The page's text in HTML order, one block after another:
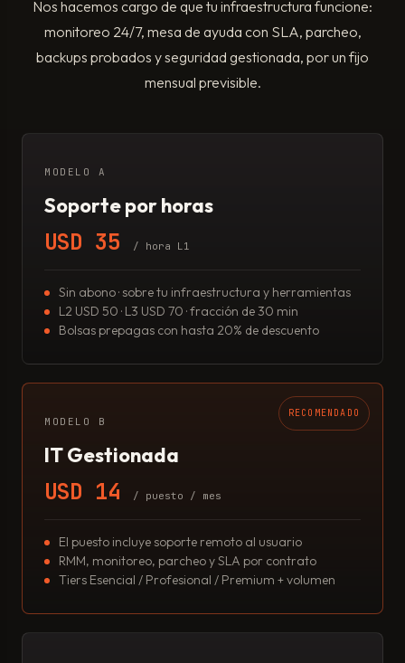
Nos hacemos cargo de que tu infraestructura funcione:
monitoreo 24/7, mesa de ayuda con SLA, parcheo,
backups probados y seguridad gestionada, por un fijo
mensual previsible.
MODELO A
Soporte por horas
USD 35 / hora L1
Sin abono · sobre tu infraestructura y herramientas
L2 USD 50 · L3 USD 70 · fracción de 30 min
Bolsas prepagas con hasta 20% de descuento
RECOMENDADO
MODELO B
IT Gestionada
USD 14 / puesto / mes
El puesto incluye soporte remoto al usuario
RMM, monitoreo, parcheo y SLA por contrato
Tiers Esencial / Profesional / Premium + volumen